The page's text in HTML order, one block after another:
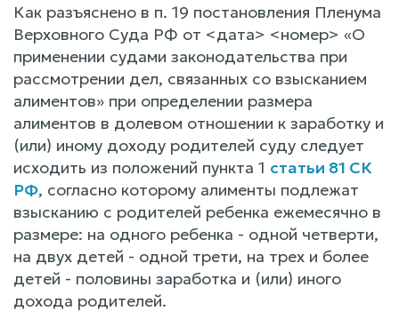
Как разъяснено в п. 19 постановления Пленума
Верховного Суда РФ от <дата> <номер> «О
применении судами законодательства при
рассмотрении дел, связанных со взысканием
алиментов» при определении размера
алиментов в долевом отношении к заработку и
(или) иному доходу родителей суду следует
исходить из положений пункта 1 статьи 81 СК
РФ, согласно которому алименты подлежат
взысканию с родителей ребенка ежемесячно в
размере: на одного ребенка - одной четверти,
на двух детей - одной трети, на трех и более
детей - половины заработка и (или) иного
дохода родителей.